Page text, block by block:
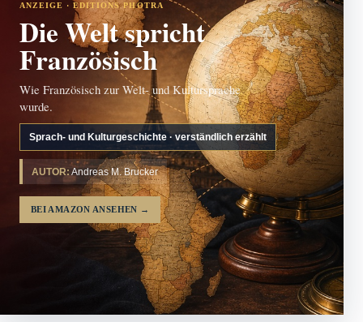
ANZEIGE · EDITIONS PHOTRA
Die Welt spricht
Französisch
Wie Französisch zur Welt- und Kultursprache
wurde.
Sprach- und Kulturgeschichte · verständlich erzählt
AUTOR: Andreas M. Brucker
BEI AMAZON ANSEHEN →